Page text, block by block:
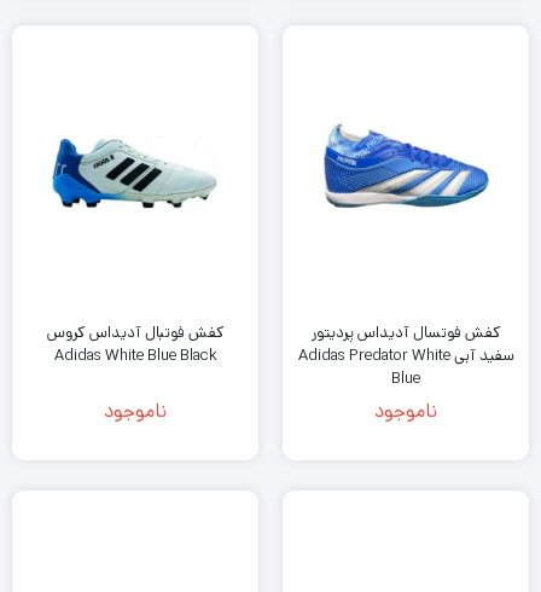
کفش فوتسال آدیداس پردیتور
سفید آبی Adidas Predator White
Blue
ناموجود
کفش فوتبال آدیداس کروس
Adidas White Blue Black
ناموجود